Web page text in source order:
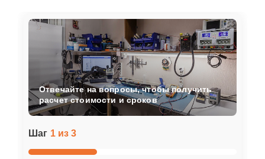
Шаг 1 из 3
Отвечайте на вопросы, чтобы получить
расчет стоимости и сроков